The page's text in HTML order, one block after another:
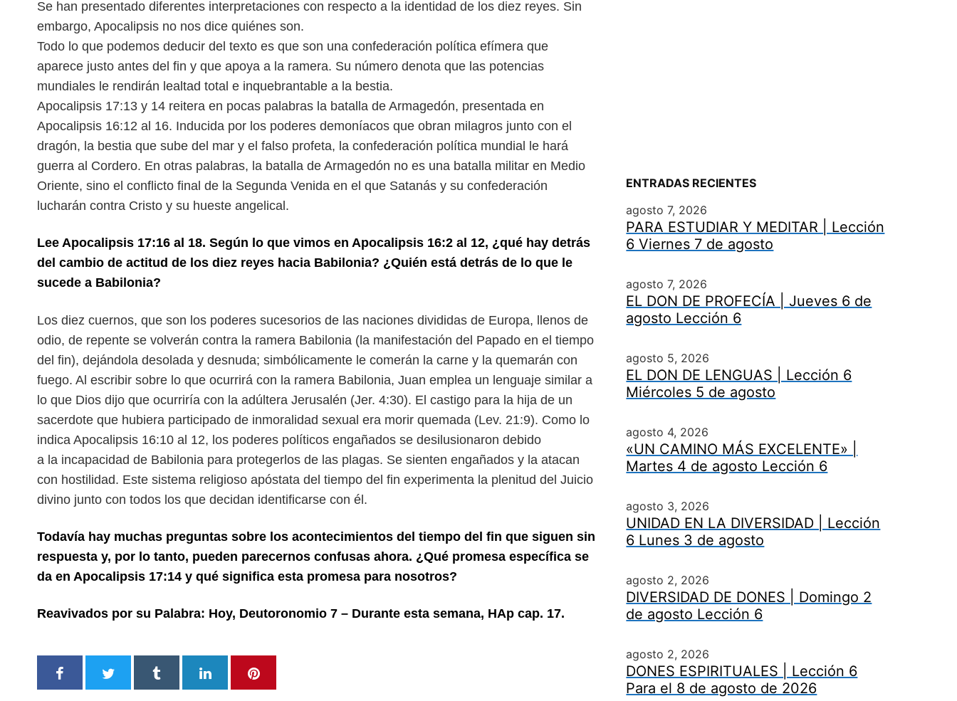
Se han presentado diferentes interpretaciones con respecto a la identidad de los diez reyes. Sin
embargo, Apocalipsis no nos dice quiénes son.
Todo lo que podemos deducir del texto es que son una confederación política efímera que
aparece justo antes del fin y que apoya a la ramera. Su número denota que las potencias
mundiales le rendirán lealtad total e inquebrantable a la bestia.
Apocalipsis 17:13 y 14 reitera en pocas palabras la batalla de Armagedón, presentada en
Apocalipsis 16:12 al 16. Inducida por los poderes demoníacos que obran milagros junto con el
dragón, la bestia que sube del mar y el falso profeta, la confederación política mundial le hará
guerra al Cordero. En otras palabras, la batalla de Armagedón no es una batalla militar en Medio
Oriente, sino el conflicto final de la Segunda Venida en el que Satanás y su confederación
lucharán contra Cristo y su hueste angelical.
Lee Apocalipsis 17:16 al 18. Según lo que vimos en Apocalipsis 16:2 al 12, ¿qué hay detrás
del cambio de actitud de los diez reyes hacia Babilonia? ¿Quién está detrás de lo que le
sucede a Babilonia?
Los diez cuernos, que son los poderes sucesorios de las naciones divididas de Europa, llenos de
odio, de repente se volverán contra la ramera Babilonia (la manifestación del Papado en el tiempo
del fin), dejándola desolada y desnuda; simbólicamente le comerán la carne y la quemarán con
fuego. Al escribir sobre lo que ocurrirá con la ramera Babilonia, Juan emplea un lenguaje similar a
lo que Dios dijo que ocurriría con la adúltera Jerusalén (Jer. 4:30). El castigo para la hija de un
sacerdote que hubiera participado de inmoralidad sexual era morir quemada (Lev. 21:9). Como lo
indica Apocalipsis 16:10 al 12, los poderes políticos engañados se desilusionaron debido
a la incapacidad de Babilonia para protegerlos de las plagas. Se sienten engañados y la atacan
con hostilidad. Este sistema religioso apóstata del tiempo del fin experimenta la plenitud del Juicio
divino junto con todos los que decidan identificarse con él.
Todavía hay muchas preguntas sobre los acontecimientos del tiempo del fin que siguen sin
respuesta y, por lo tanto, pueden parecernos confusas ahora. ¿Qué promesa específica se
da en Apocalipsis 17:14 y qué significa esta promesa para nosotros?
Reavivados por su Palabra: Hoy, Deutoronomio 7 – Durante esta semana, HAp cap. 17.
ENTRADAS RECIENTES
agosto 7, 2026
PARA ESTUDIAR Y MEDITAR | Lección
6 Viernes 7 de agosto
agosto 7, 2026
EL DON DE PROFECÍA | Jueves 6 de
agosto Lección 6
agosto 5, 2026
EL DON DE LENGUAS | Lección 6
Miércoles 5 de agosto
agosto 4, 2026
«UN CAMINO MÁS EXCELENTE» |
Martes 4 de agosto Lección 6
agosto 3, 2026
UNIDAD EN LA DIVERSIDAD | Lección
6 Lunes 3 de agosto
agosto 2, 2026
DIVERSIDAD DE DONES | Domingo 2
de agosto Lección 6
agosto 2, 2026
DONES ESPIRITUALES | Lección 6
Para el 8 de agosto de 2026